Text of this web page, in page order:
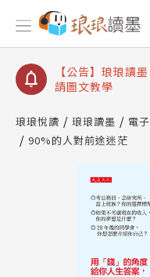
【公告】琅琅讀
【公告】琅琅讀
【公告】琅琅讀
請圖文教學
查詢
【公告】琅琅讀
琅琅悅讀 琅琅讀墨 電
90%的人對前途迷茫